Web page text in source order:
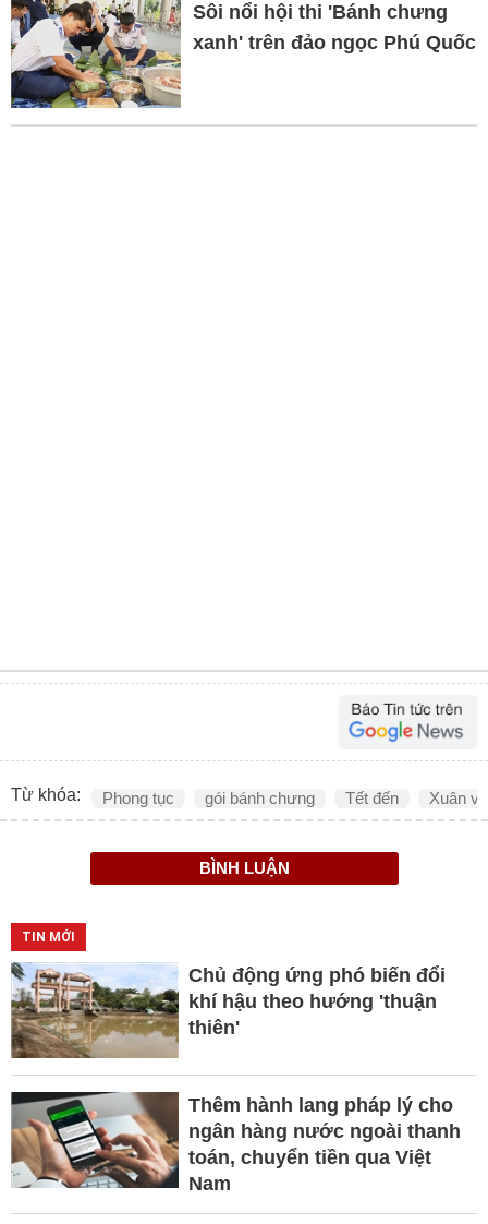
Sôi nổi hội thi 'Bánh chưng
xanh' trên đảo ngọc Phú Quốc
Từ khóa: Phong tục gói bánh chưng Tết đến Xuân về
BÌNH LUẬN
TIN MỚI
Chủ động ứng phó biến đổi
khí hậu theo hướng 'thuận
thiên'
Thêm hành lang pháp lý cho
ngân hàng nước ngoài thanh
toán, chuyển tiền qua Việt
Nam